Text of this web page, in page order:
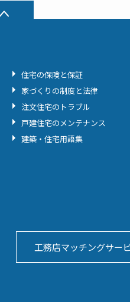
住宅の保険と保証
家づくりの制度と法律
注文住宅のトラブル
戸建住宅のメンテナンス
建築・住宅用語集
工務店マッチングサー